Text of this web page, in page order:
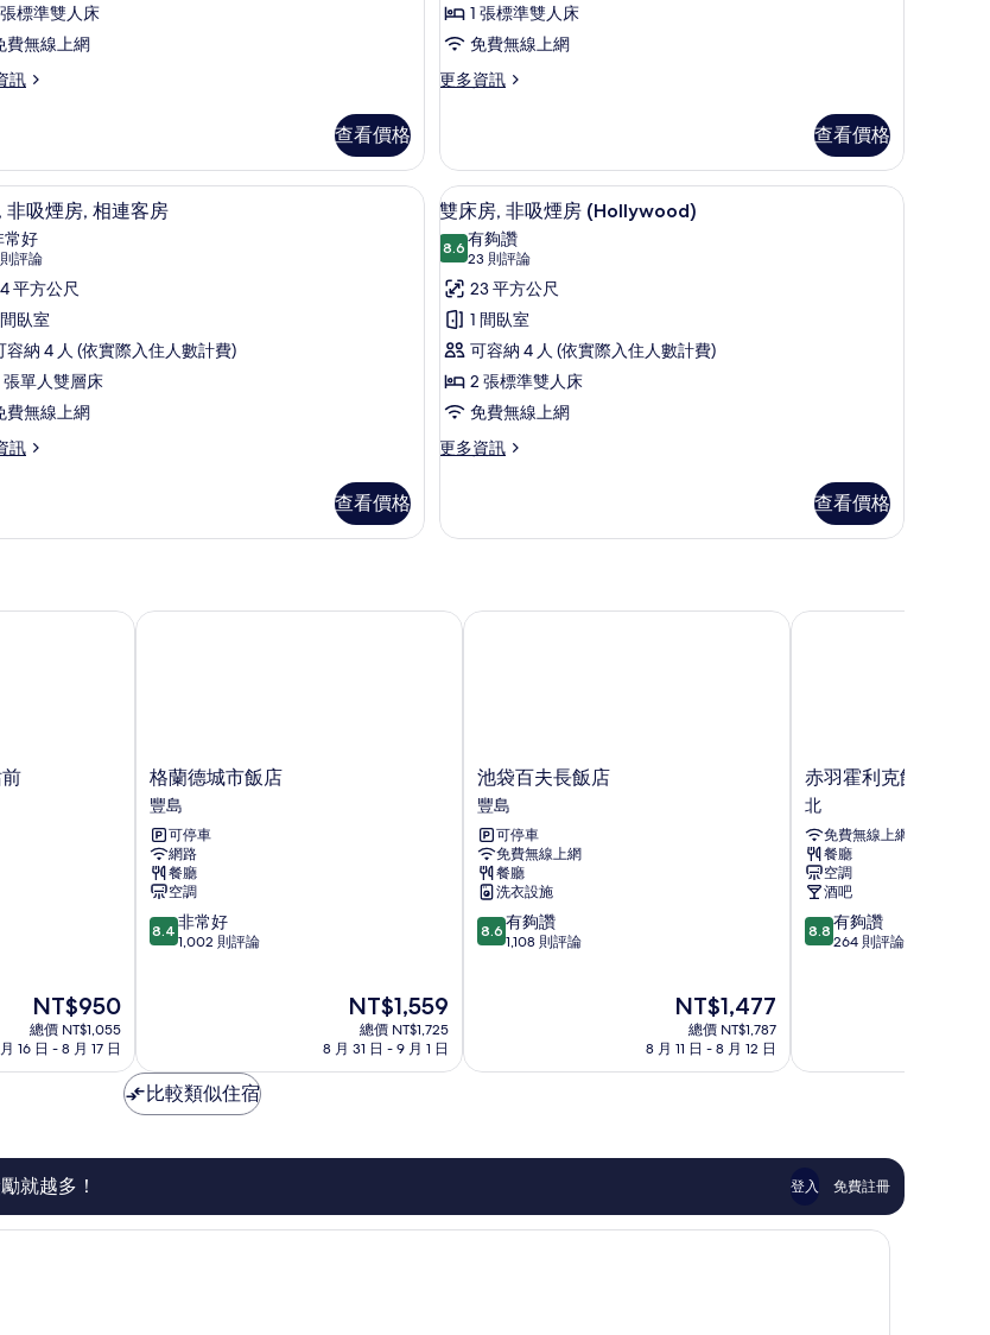
張標準雙人床
費無線上網
訊
查看價格
非
吸
煙
所
有
相
片
1 張標準雙人床
免費無線上網
更多資訊
更
客
房,
非
煙
的
詳
情
查看價格
客房, 非吸煙房, 相連客房 | 書桌、筆電工作空間、隔音、免費無線上網
非吸煙房, 相連客房
，滿分 10 分
常好
評論
)
平方公尺
臥室
容納 4 人 (依實際入住人數計費)
張單人雙層床
費無線上網
訊
查看價格
顯
示
雙
床
房,
非
吸
煙
房
所
片
書桌、筆電工作空間、隔音、免費無線上網
6
雙床房, 非吸煙房 (Hollywood)
8.68.6 分，滿分 10 分
有夠讚
23 則評論
(23
則
評
論)
23 平方公尺
1 間臥室
可容納 4 人 (依實際入住人數計費)
2 張標準雙人床
免費無線上網
更多資訊
更
房,
房
查看價格
現
在
價
NT$950
總價 NT$1,055
16 日 - 8 月 17 日
格
蘭
德
城
市
飯
店
豐
島
格蘭德城市飯店
豐島
可停車
網路
餐廳
空調
8.4
分，
常
好，
1,002
評
8.4 非常好
1,002 則評論
現
在
價
NT$1,559
總價 NT$1,725
8 月 31 日 - 9 月 1 日
格蘭德城市飯店
池
袋
百
夫
長
飯
店
豐
島
池袋百夫長飯店
豐島
可停車
免費無線上網
餐廳
洗衣設施
8.6
分，
夠
評
8.6 有夠讚
1,108 則評論
現
在
價
NT$1,477
總價 NT$1,787
8 月 11 日 - 8 月 12 日
池袋百夫長飯店
赤
羽
霍
利
克
飯
店
北
赤羽霍利克飯店
北
免費無線上網
餐廳
空調
酒吧
8.8
分，
夠
評
論
8.8 有夠讚
264 則評論
赤羽霍利克飯店
比較類似住宿
就越多！ 登入 免費註冊